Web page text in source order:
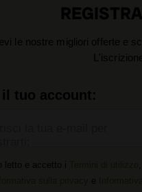
le nostre migliori offerte e
il tuo account:
letto e accetto i